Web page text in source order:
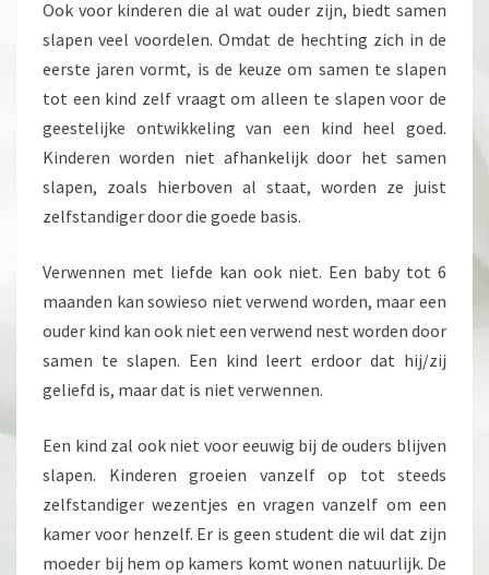
Ook voor kinderen die al wat ouder zijn, biedt samen
slapen veel voordelen. Omdat de hechting zich in de
eerste jaren vormt, is de keuze om samen te slapen
tot een kind zelf vraagt om alleen te slapen voor de
geestelijke ontwikkeling van een kind heel goed.
Kinderen worden niet afhankelijk door het samen
slapen, zoals hierboven al staat, worden ze juist
zelfstandiger door die goede basis.
Verwennen met liefde kan ook niet. Een baby tot 6
maanden kan sowieso niet verwend worden, maar een
ouder kind kan ook niet een verwend nest worden door
samen te slapen. Een kind leert erdoor dat hij/zij
geliefd is, maar dat is niet verwennen.
Een kind zal ook niet voor eeuwig bij de ouders blijven
slapen. Kinderen groeien vanzelf op tot steeds
zelfstandiger wezentjes en vragen vanzelf om een
kamer voor henzelf. Er is geen student die wil dat zijn
moeder bij hem op kamers komt wonen natuurlijk. De